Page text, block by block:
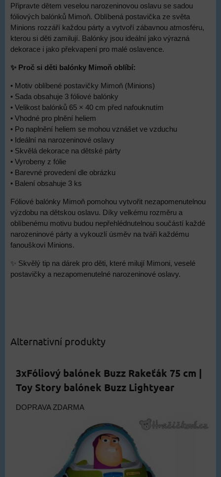
Připravte dětem veselou narozeninovou oslavu se sadou
fóliových balónků Mimoň. Oblíbená postavička ze světa
Minions rozzáří každou párty a vytvoří zábavnou atmosféru,
kterou si děti zamilují. Balónky jsou ideální jako výrazná
dekorace i jako překvapení pro malé oslavence.
✨ Proč si děti balónky Mimoň oblíbí:
• Motiv oblíbené postavičky Mimoň (Minions)
• Sada obsahuje 3 fóliové balónky
• Velikost balónků 65 × 40 cm před nafouknutím
• Vhodné pro plnění heliem
• Po naplnění heliem se mohou vznášet ve vzduchu
• Ideální na narozeninové oslavy
• Skvělá dekorace na dětské párty
• Vyrobeny z fólie
• Barevné provedení dle obrázku
• Balení obsahuje 3 ks
Fóliové balónky Mimoň pomohou vytvořit nezapomenutelnou
výzdobu na dětskou oslavu. Díky velkému rozměru a
oblíbenému motivu budou nepřehlédnutelnou součástí každé
narozeninové párty a vykouzlí úsměv na tváři každému
fanouškovi Minions.
✨ Skvělý tip na dárek pro děti, které milují Mimoni, veselé
postavičky a nezapomenutelné narozeninové oslavy.
Alternativní produkty
3xFóliový balónek Buzz Rakeťák 75 cm |
Toy Story balónek Buzz Lightyear
DOPRAVA ZDARMA